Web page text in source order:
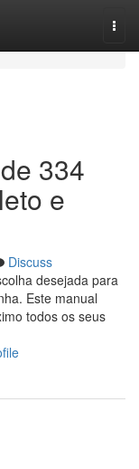
334
e
Discuss
desejada para
Este manual
todos os seus